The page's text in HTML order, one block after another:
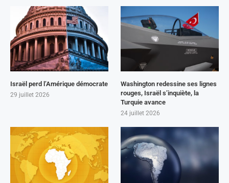
Israël perd l’Amérique démocrate
29 juillet 2026
Washington redessine ses lignes
rouges, Israël s’inquiète, la
Turquie avance
24 juillet 2026